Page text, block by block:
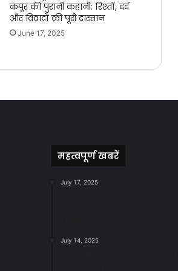
कपूर की पुरानी कहानी: रिश्तों, दर्द
और विवादों की पूरी दास्तान
June 17, 2025
महत्वपूर्ण खबरें
July 17, 2025
July 14, 2025